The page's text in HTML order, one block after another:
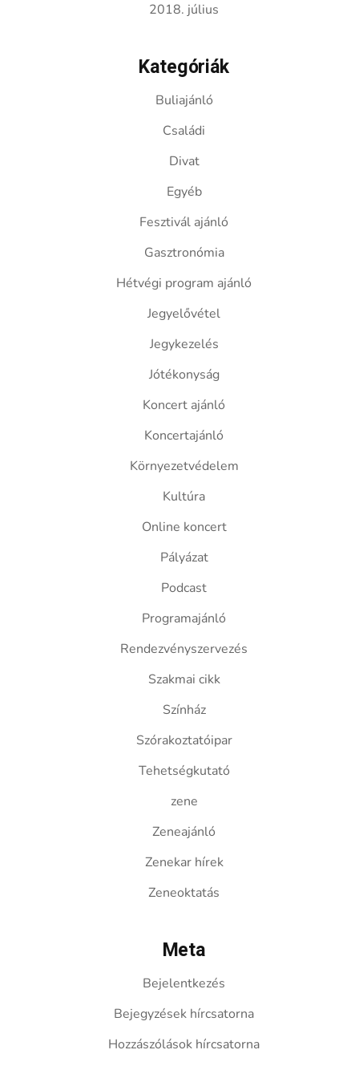
2018. július
Kategóriák
Buliajánló
Családi
Divat
Egyéb
Fesztivál ajánló
Gasztronómia
Hétvégi program ajánló
Jegyelővétel
Jegykezelés
Jótékonyság
Koncert ajánló
Koncertajánló
Környezetvédelem
Kultúra
Online koncert
Pályázat
Podcast
Programajánló
Rendezvényszervezés
Szakmai cikk
Színház
Szórakoztatóipar
Tehetségkutató
zene
Zeneajánló
Zenekar hírek
Zeneoktatás
Meta
Bejelentkezés
Bejegyzések hírcsatorna
Hozzászólások hírcsatorna